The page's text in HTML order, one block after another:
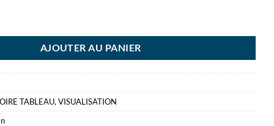
AJOUTER AU PANIER
TABLEAU,VISUALISATION